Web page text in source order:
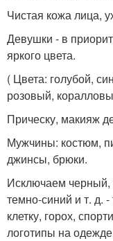
Чистая кожа лица,
Девушки - в
яркого цвета.
( Цвета: голубой,
розовый,
Прическу, макияж
Мужчины: костюм,
джинсы, брюки.
Исключаем
темно-синий и т. д.
клетку, горох,
логотипы на